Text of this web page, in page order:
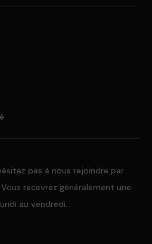
pas à nous rejoindre par
recevrez généralement une
au vendredi.